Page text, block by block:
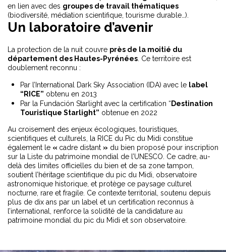
en lien avec des groupes de travail thématiques
(biodiversité, médiation scientifique, tourisme durable…).
Un laboratoire d’avenir
La protection de la nuit couvre près de la moitié du
département des Hautes-Pyrénées . Ce territoire est
doublement reconnu :
Par l’International Dark Sky Association (IDA) avec le label
“RICE” obtenu en 2013
Par la Fundación Starlight avec la certification “ Destination
Touristique Starlight” obtenue en 2022
Au croisement des enjeux écologiques, touristiques,
scientifiques et culturels, la RICE du Pic du Midi constitue
également le « cadre distant » du bien proposé pour inscription
sur la Liste du patrimoine mondial de l’UNESCO. Ce cadre, au-
delà des limites officielles du bien et de sa zone tampon,
soutient l’héritage scientifique du pic du Midi, observatoire
astronomique historique, et protège ce paysage culturel
nocturne, rare et fragile. Ce contexte territorial, soutenu depuis
plus de dix ans par un label et un certification reconnus à
l’international, renforce la solidité de la candidature au
patrimoine mondial du pic du Midi et son observatoire.